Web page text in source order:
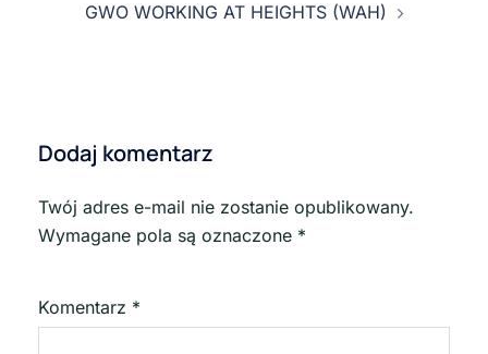
GWO WORKING AT HEIGHTS (WAH)
Dodaj komentarz
Twój adres e-mail nie zostanie opublikowany.
Wymagane pola są oznaczone *
Komentarz *